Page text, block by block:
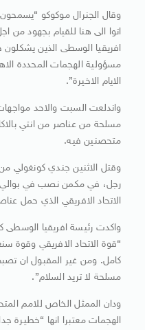
وقال الجنرال موكوكو
اتوا الى هنا للقيام بجهود من
افريقيا الوسطى الذين يشكلون
مسؤولية الهجمات المحددة
الايام الاخيرة”.
مسلحة من عناصر من انتي
متحصنين فيه.
وقتل الاثنين جندي كونغولي
الاتحاد الافريقي الذي حمل
واكدت رئيسة افريقيا الوسطى
“قوة الاتحاد الافريقي وقوة
كامل. ومن غير المقبول ان
مسلحة لا تريد السلام”.
ودان الممثل الخاص للامم
الهجمات معتبرا انها “خطيرة